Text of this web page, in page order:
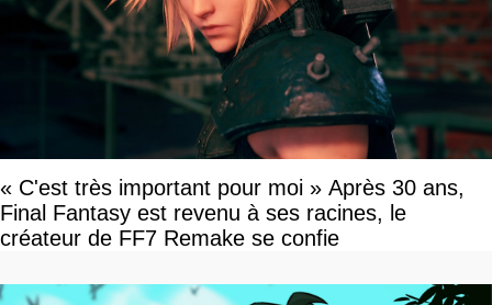
« C'est très important pour moi » Après 30 ans,
Final Fantasy est revenu à ses racines, le
créateur de FF7 Remake se confie